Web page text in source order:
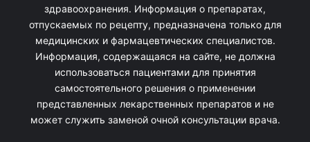
здравоохранения. Информация о препаратах,
отпускаемых по рецепту, предназначена только для
медицинских и фармацевтических специалистов.
Информация, содержащаяся на сайте, не должна
использоваться пациентами для принятия
самостоятельного решения о применении
представленных лекарственных препаратов и не
может служить заменой очной консультации врача.